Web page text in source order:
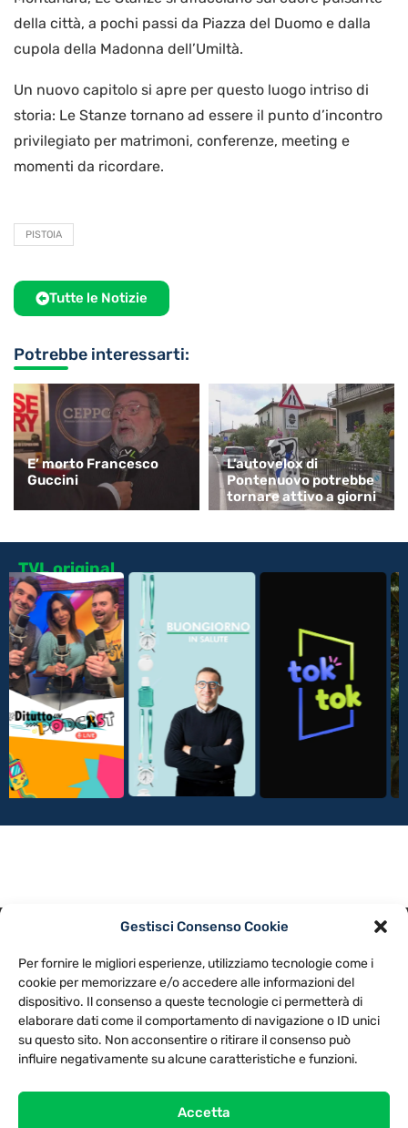
Gestisci Consenso Cookie
Per fornire le migliori esperienze, utilizziamo tecnologie come i
cookie per memorizzare e/o accedere alle informazioni del
dispositivo. Il consenso a queste tecnologie ci permetterà di
elaborare dati come il comportamento di navigazione o ID unici
su questo sito. Non acconsentire o ritirare il consenso può
influire negativamente su alcune caratteristiche e funzioni.
Accetta
della città, a pochi passi da Piazza del Duomo e dalla
cupola della Madonna dell’Umiltà.
Un nuovo capitolo si apre per questo luogo intriso di
storia: Le Stanze tornano ad essere il punto d’incontro
privilegiato per matrimoni, conferenze, meeting e
momenti da ricordare.
PISTOIA
Tutte le Notizie
Potrebbe interessarti:
E’ morto Francesco
Guccini
L’autovelox di
Pontenuovo potrebbe
tornare attivo a giorni
TVL original
NOTE LEGALI
CONTATTACI PREFERENZE
TV LIBERA S.P.A.
Via Monteleonese 95/21 – 51100 Pistoia (PT)
Tel. 0573.9136 / Fax 0573.913615